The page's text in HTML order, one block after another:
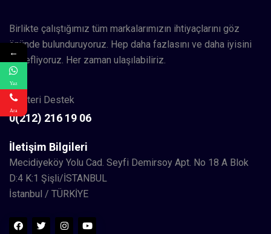
Birlikte çalıştığımız tüm markalarımızın ihtiyaçlarını göz
önünde bulunduruyoruz. Hep daha fazlasını ve daha iyisini
hedefliyoruz. Her zaman ulaşılabiliriz.
Müşteri Destek
0(212) 216 19 06
İletişim Bilgileri
Mecidiyeköy Yolu Cad. Seyfi Demirsoy Apt. No 18 A Blok
D:4 K:1 Şişli/İSTANBUL
İstanbul / TÜRKİYE
←
Yaz
Ara